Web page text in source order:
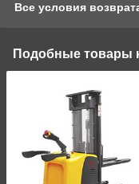
Все условия
Подобные товары